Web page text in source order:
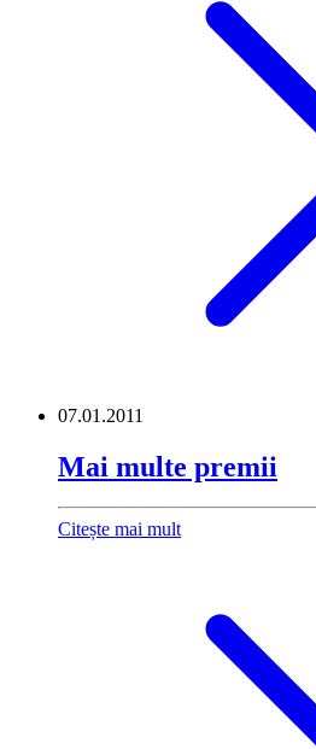
07.01.2011
Mai multe premii
Citește mai mult